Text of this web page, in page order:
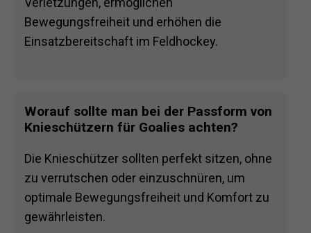
Bewegungsfreiheit und erhöhen die
Einsatzbereitschaft im Feldhockey.
Worauf sollte man bei der Passform von
Knieschützern für Goalies achten?
Die Knieschützer sollten perfekt sitzen, ohne
zu verrutschen oder einzuschnüren, um
optimale Bewegungsfreiheit und Komfort zu
gewährleisten.